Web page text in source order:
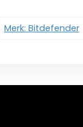
Merk: Bitdefender